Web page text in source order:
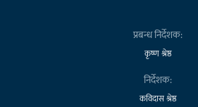
प्रबन्ध निर्देशक:
कृष्ण श्रेष्ठ
निर्देशक:
कविदास श्रेष्ठ